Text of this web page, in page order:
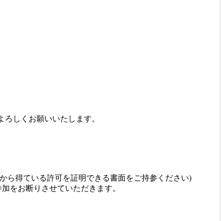
しくお願いいたします。
ら得ている許可を証明できる書面をご持参ください)
をお断りさせていただきます。